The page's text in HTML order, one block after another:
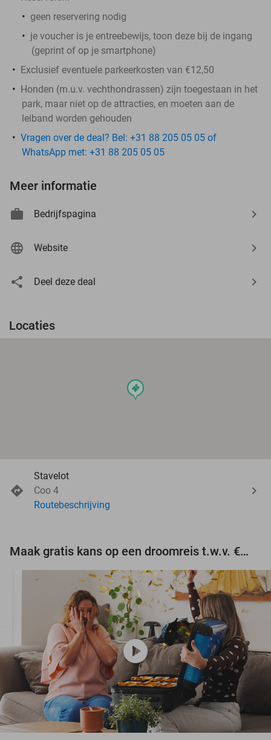
geen reservering nodig
je voucher is je entreebewijs, toon deze bij de ingang
(geprint of op je smartphone)
Exclusief eventuele parkeerkosten van €12,50
Honden (m.u.v. vechthondrassen) zijn toegestaan in het
park, maar niet op de attracties, en moeten aan de
leiband worden gehouden
Vragen over de deal? Bel: +31 88 205 05 05 of
WhatsApp met: +31 88 205 05 05
Meer informatie
Bedrijfspagina
Website
Deel deze deal
Locaties
events
Stavelot
Coo 4
Routebeschrijving
Maak gratis kans op een droomreis t.w.v. €3.000!
play_circle